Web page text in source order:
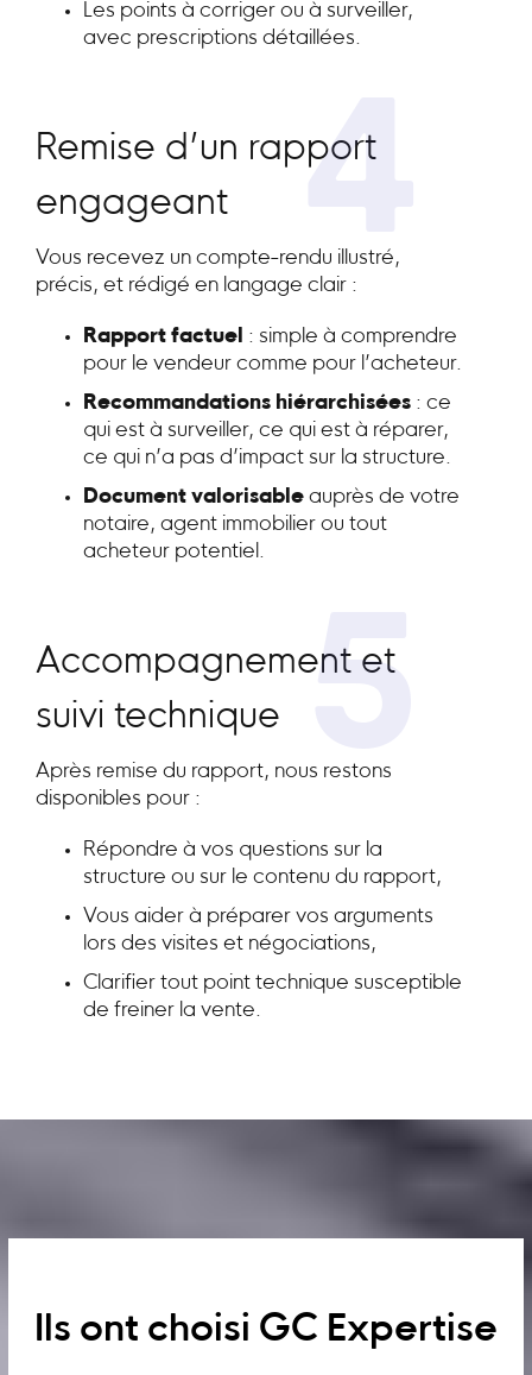
Les points à corriger ou à surveiller,
avec prescriptions détaillées.
4
Remise d’un rapport
engageant
Vous recevez un compte-rendu illustré,
précis, et rédigé en langage clair :
Rapport factuel : simple à comprendre
pour le vendeur comme pour l’acheteur.
Recommandations hiérarchisées : ce
qui est à surveiller, ce qui est à réparer,
ce qui n’a pas d’impact sur la structure.
Document valorisable auprès de votre
notaire, agent immobilier ou tout
acheteur potentiel.
5
Accompagnement et
suivi technique
Après remise du rapport, nous restons
disponibles pour :
Répondre à vos questions sur la
structure ou sur le contenu du rapport,
Vous aider à préparer vos arguments
lors des visites et négociations,
Clarifier tout point technique susceptible
de freiner la vente.
Ils ont choisi GC Expertise